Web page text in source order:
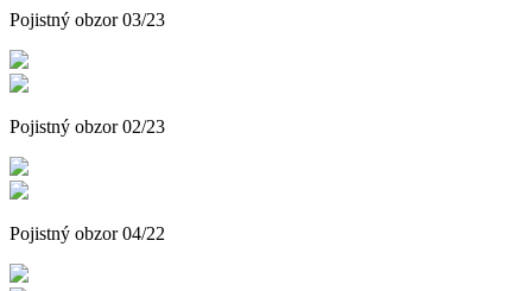
Pojistný obzor 03/23
Pojistný obzor 02/23
Pojistný obzor 04/22